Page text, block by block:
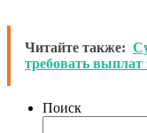
Читайте также:
требовать выплат
Поиск